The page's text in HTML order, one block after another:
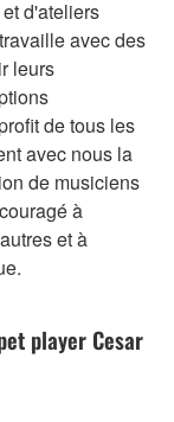
d'ateliers
avec des
leurs
de tous les
avec nous la
de musiciens
à
et à
player Cesar